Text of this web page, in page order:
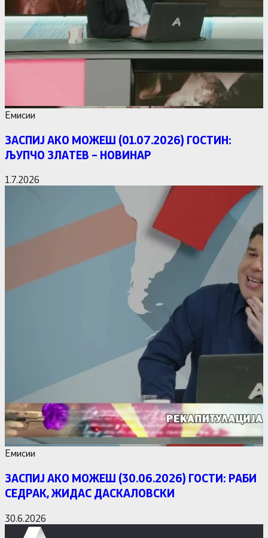
Емисии
ЗАСПИЈ АКО МОЖЕШ (01.07.2026) ГОСТИН:
ЉУПЧО ЗЛАТЕВ – НОВИНАР
1.7.2026
Емисии
ЗАСПИЈ АКО МОЖЕШ (30.06.2026) ГОСТИ: РАБИ
СЕДРАК, ЖИДАС ДАСКАЛОВСКИ
30.6.2026